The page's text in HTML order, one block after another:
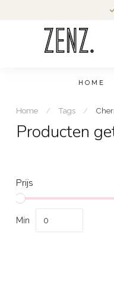
HOME
Home / Tags /
Producten
Prijs
Min